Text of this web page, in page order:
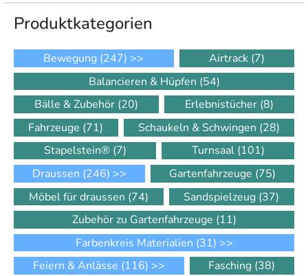
Produkt­kategorien
Bewegung (247) >> Airtrack (7)
Balancieren & Hüpfen (54)
Bälle & Zubehör (20) Erlebnistücher (8)
Fahrzeuge (71) Schaukeln & Schwingen (28)
Stapelstein® (7) Turnsaal (101)
Draussen (246) >> Gartenfahrzeuge (75)
Möbel für draussen (74) Sandspielzeug (37)
Zubehör zu Gartenfahrzeuge (11)
Farbenkreis Materialien (31) >>
Feiern & Anlässe (116) >> Fasching (38)